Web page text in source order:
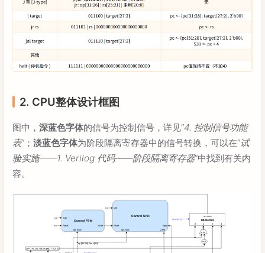
2. CPU整体设计框图
图中， 深蓝色字体的信号为控制信号，详见“4. 控制信号功能
表”； 淡蓝色字体为阶段隔离寄存器中的信号转换，可以在“试
验实施——1. Verilog 代码——阶段隔离寄存器”中找到有关内
容。